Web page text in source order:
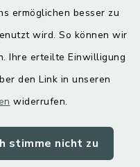
ermöglichen besser zu
wird. So können wir
Ihre erteilte Einwilligung
den Link in unseren
widerrufen.
stimme nicht zu